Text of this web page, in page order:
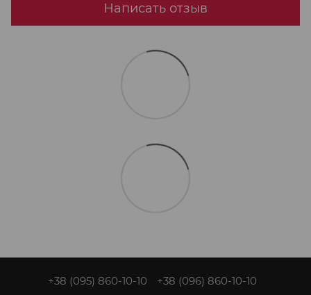
Написать отзыв
+38 (095) 860-10-10
+38 (096) 860-10-10